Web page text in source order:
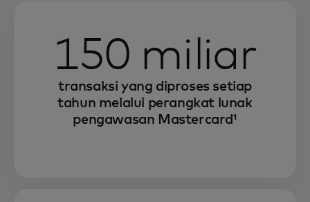
150 miliar
transaksi yang diproses setiap
tahun melalui perangkat lunak
pengawasan Mastercard¹